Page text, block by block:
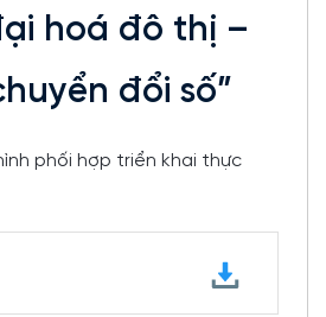
hoá đô thị –
đổi số”
phối hợp triển khai thực